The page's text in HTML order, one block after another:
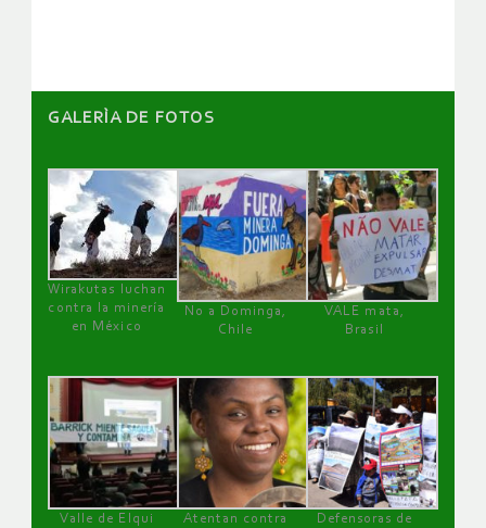
GALERÌA DE FOTOS
Wirakutas luchan
contra la minería
en México
No a Dominga,
Chile
VALE mata,
Brasil
Valle de Elqui
Atentan contra
Defensoras de